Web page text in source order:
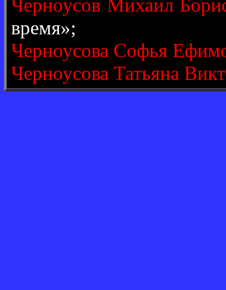
Черноусов Михаил
время»;
Черноусова Софья
Черноусова Татьяна